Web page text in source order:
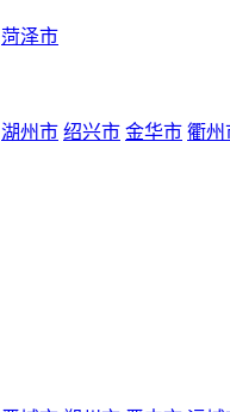
菏泽市
湖州市 绍兴市 金华市 衢州